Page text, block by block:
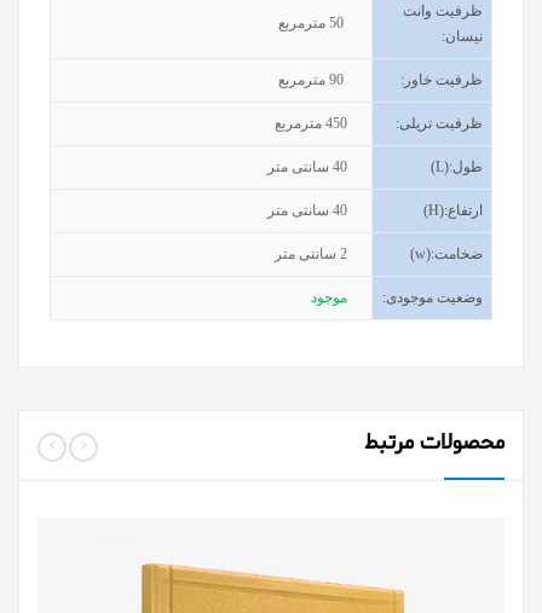
ظرفیت وانت
نیسان:
50 مترمربع
ظرفیت خاور :
90 مترمربع
ظرفیت تریلی:
450 مترمربع
طول(L):
40 سانتی متر
ارتفاع(H):
40 سانتی متر
ضخامت(w):
2 سانتی متر
وضعیت موجودی: موجود
محصولات مرتبط